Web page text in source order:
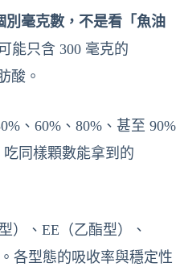
毫克數，不是看「魚油
能只含 300 毫克的
酸。
、60%、80%、甚至 90%
同樣顆數能拿到的
）、EE（乙酯型）、
各型態的吸收率與穩定性